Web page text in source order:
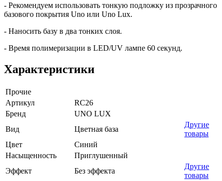
- Рекомендуем использовать тонкую подложку из прозрачного
базового покрытия Uno или Uno Lux.
- Наносить базу в два тонких слоя.
- Время полимеризации в LED/UV лампе 60 секунд.
Характеристики
Прочие
Артикул
RC26
Бренд
UNO LUX
Вид
Цветная база
Другие
товары
Цвет
Синий
Насыщенность
Приглушенный
Эффект
Без эффекта
Другие
товары